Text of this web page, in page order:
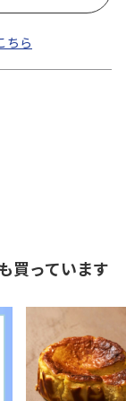
ちら
買っています